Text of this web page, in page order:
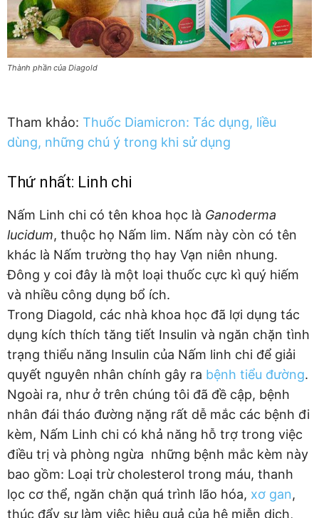
Thành phần của Diagold
Tham khảo: Thuốc Diamicron: Tác dụng, liều
dùng, những chú ý trong khi sử dụng
Thứ nhất: Linh chi
Nấm Linh chi có tên khoa học là Ganoderma
lucidum, thuộc họ Nấm lim. Nấm này còn có tên
khác là Nấm trường thọ hay Vạn niên nhung.
Đông y coi đây là một loại thuốc cực kì quý hiếm
và nhiều công dụng bổ ích.
Trong Diagold, các nhà khoa học đã lợi dụng tác
dụng kích thích tăng tiết Insulin và ngăn chặn tình
trạng thiểu năng Insulin của Nấm linh chi để giải
quyết nguyên nhân chính gây ra bệnh tiểu đường.
Ngoài ra, như ở trên chúng tôi đã đề cập, bệnh
nhân đái tháo đường nặng rất dễ mắc các bệnh đi
kèm, Nấm Linh chi có khả năng hỗ trợ trong việc
điều trị và phòng ngừa những bệnh mắc kèm này
bao gồm: Loại trừ cholesterol trong máu, thanh
lọc cơ thể, ngăn chặn quá trình lão hóa, xơ gan,
thúc đẩy sự làm việc hiệu quả của hệ miễn dịch,